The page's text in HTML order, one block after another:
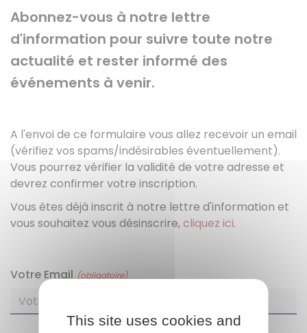
Abonnez-vous à notre lettre
d'information pour suivre toute notre
actualité et rester informé des
événements à venir.
A l'envoi de ce formulaire vous allez recevoir un email
(vérifiez vos spams/indésirables éventuellement).
Vous pourrez vérifier la validité de votre adresse et
devrez confirmer votre inscription.
Vous êtes déjà inscrit à notre lettre d'information et
vous souhaitez vous désinscrire,cliquez ici.
Votre Email (obligatoire)
This site uses cookies and